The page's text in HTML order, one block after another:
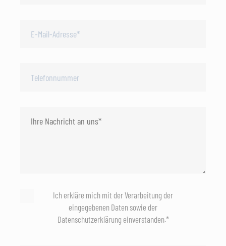
Ich erkläre mich mit der Verarbeitung der
eingegebenen Daten sowie der
Datenschutzerklärung einverstanden.*